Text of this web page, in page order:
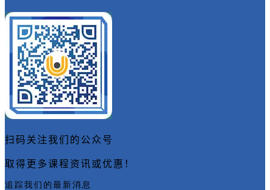
扫码关注我们的公众号
取得更多课程资讯或优惠！
追踪我们的最新消息